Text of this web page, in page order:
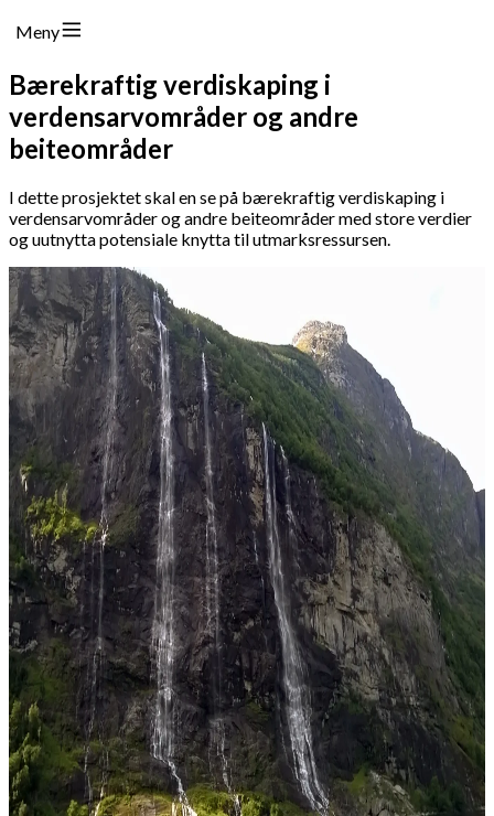
Meny
Bærekraftig verdiskaping i
verdensarvområder og andre
beiteområder
I dette prosjektet skal en se på bærekraftig verdiskaping i
verdensarvområder og andre beiteområder med store verdier
og uutnytta potensiale knytta til utmarksressursen.